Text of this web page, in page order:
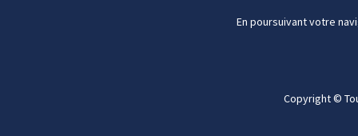
En poursuivant votre
Copyright ©